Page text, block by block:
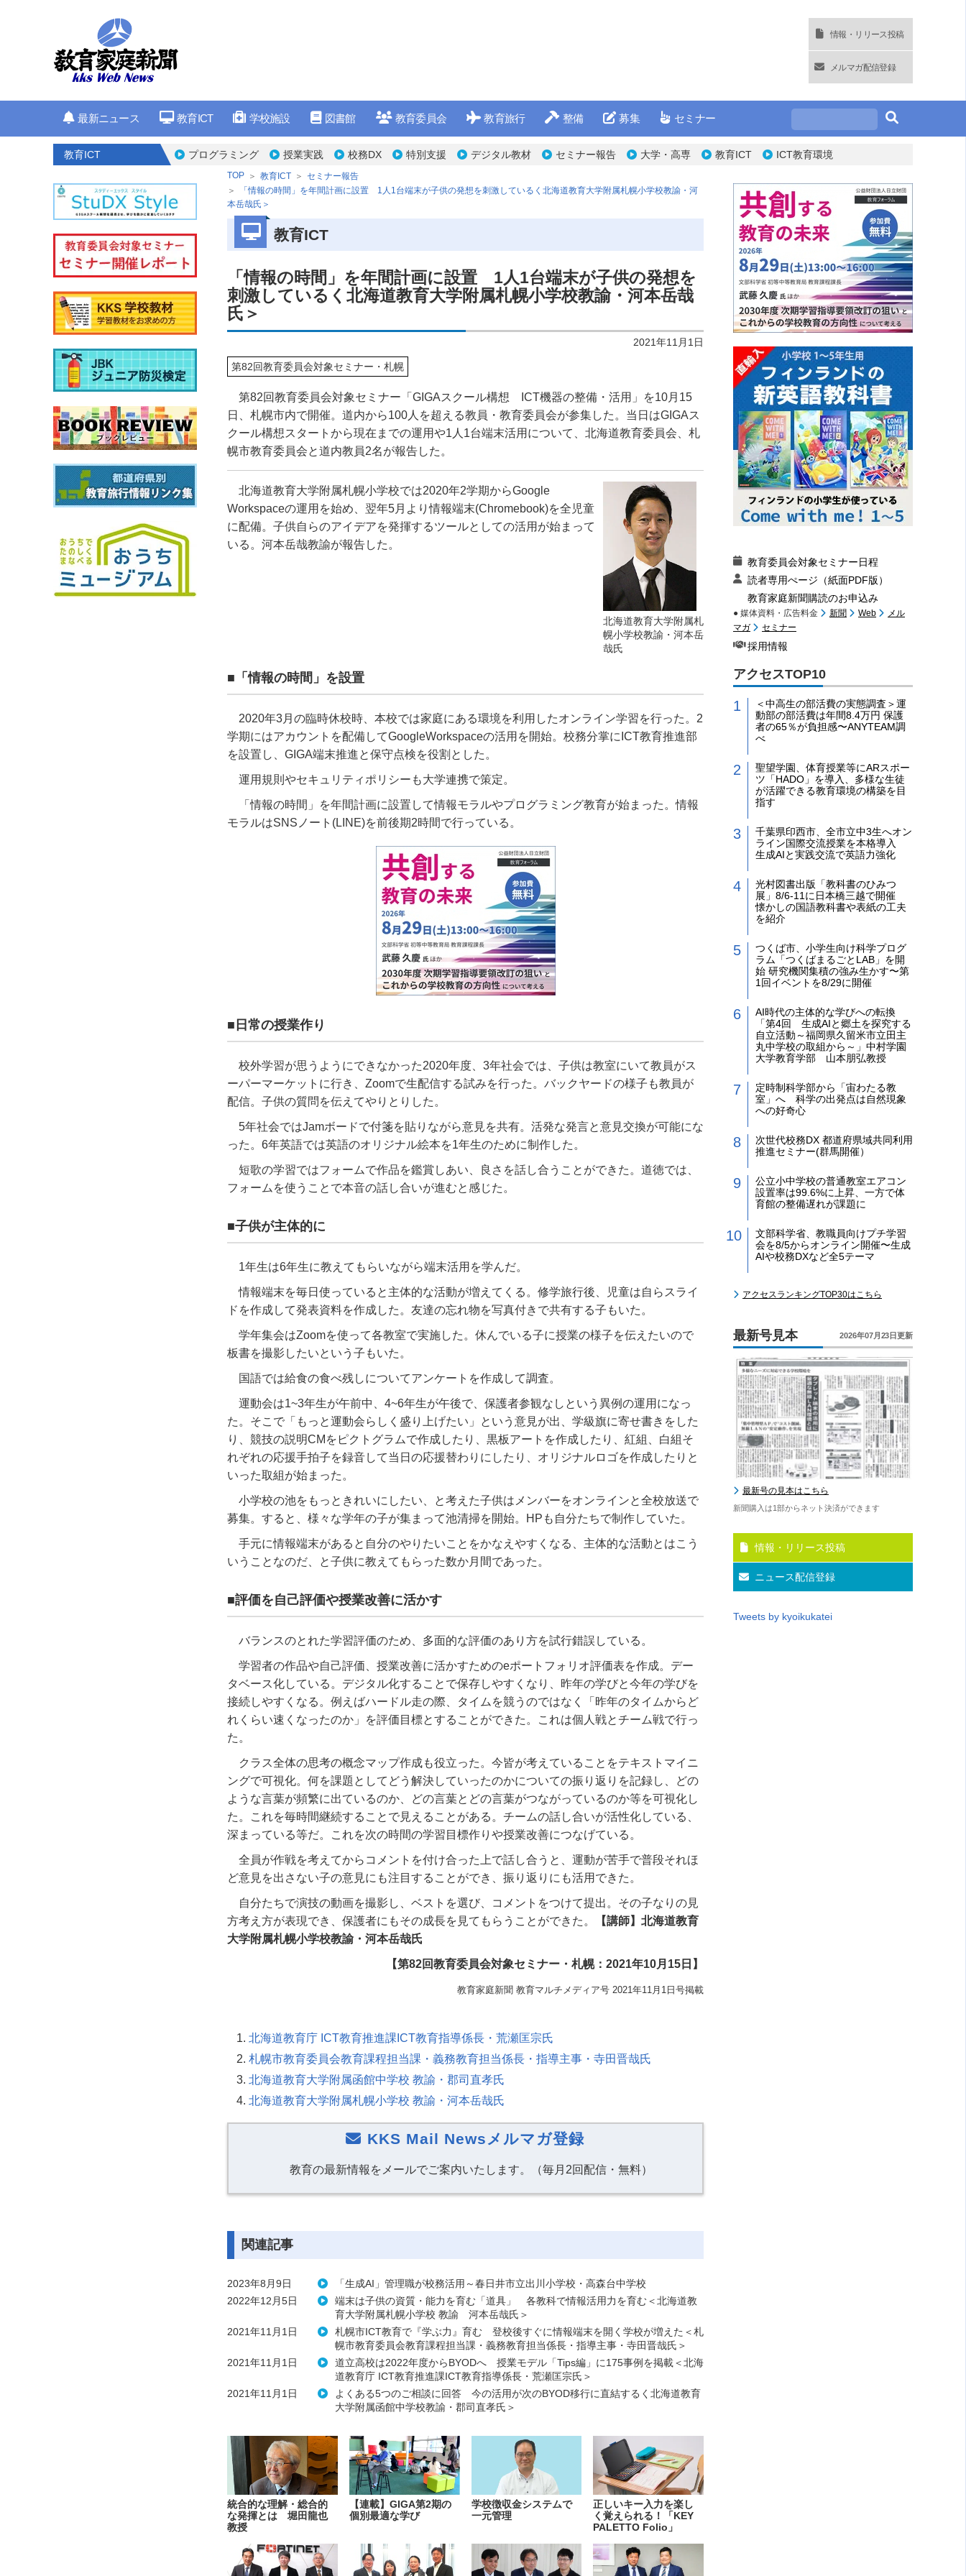
情報・リリース投稿
メルマガ配信登録
最新ニュース 教育ICT 学校施設 図書館 教育委員会 教育旅行 整備 募集 セミナー
教育ICT プログラミング 授業実践 校務DX 特別支援 デジタル教材 セミナー報告 大学・高専 教育ICT ICT教育環境
TOP 教育ICT
セミナー報告
「情報の時間」を年間計画に設置 1人1台端末が子供の発想を刺激しているく北海道教育大学附属札幌小学校教諭・河
本岳哉氏＞
教育ICT
「情報の時間」を年間計画に設置 1人1台端末が子供の発想を
刺激しているく北海道教育大学附属札幌小学校教諭・河本岳哉
氏＞
2021年11月1日
第82回教育委員会対象セミナー・札幌
第82回教育委員会対象セミナー「GIGAスクール構想 ICT機器の整備・活用」を10月15
日、札幌市内で開催。道内から100人を超える教員・教育委員会が参集した。当日はGIGAス
クール構想スタートから現在までの運用や1人1台端末活用について、北海道教育委員会、札
幌市教育委員会と道内教員2名が報告した。
北海道教育大学附属札
幌小学校教諭・河本岳
哉氏
北海道教育大学附属札幌小学校では2020年2学期からGoogle
Workspaceの運用を始め、翌年5月より情報端末(Chromebook)を全児童
に配備。子供自らのアイデアを発揮するツールとしての活用が始まって
いる。河本岳哉教諭が報告した。
■「情報の時間」を設置
2020年3月の臨時休校時、本校では家庭にある環境を利用したオンライン学習を行った。 2
学期にはアカウントを配備してGoogleWorkspaceの活用を開始。校務分掌に ICT教育推進部
を設置し、 GIGA端末推進と保守点検を役割とした。
運用規則やセキュリティポリシーも大学連携で策定。
「情報の時間」を年間計画に設置して情報モラルやプログラミング教育が始まった。情報
モラルはSNS ノート (LINE)を前後期2時間で行っている。
■日常の授業作り
校外学習が思うようにできなかった2020年度、 3年社会では、子供は教室にいて教員がス
ーパーマーケットに行き、 Zoomで生配信する試みを行った。バックヤードの様子も教員が
配信。子供の質問を伝えてやりとりした。
5年社会ではJamボードで付箋を貼りながら意見を共有。活発な発言と意見交換が可能にな
った。 6年英語では英語のオリジナル絵本を1年生のために制作した。
短歌の学習ではフォームで作品を鑑賞しあい、良さを話し合うことができた。道徳では、
フォームを使うことで本音の話し合いが進むと感じた。
■子供が主体的に
1年生は6年生に教えてもらいながら端末活用を学んだ。
情報端末を毎日使っていると主体的な活動が増えてくる。修学旅行後、児童は自らスライ
ドを作成して発表資料を作成した。友達の忘れ物を写真付きで共有する子もいた。
学年集会はZoomを使って各教室で実施した。休んでいる子に授業の様子を伝えたいので
板書を撮影したいという子もいた。
国語では給食の食べ残しについてアンケートを作成して調査。
運動会は1~3年生が午前中、 4~6年生が午後で、保護者参観なしという異例の運用になっ
た。そこで「もっと運動会らしく盛り上げたい」という意見が出、学級旗に寄せ書きをした
り、競技の説明CM をピクトグラムで作成したり、黒板アートを作成したり、紅組、白組そ
れぞれの応援手拍子を録音して当日の応援替わりにしたり、オリジナルロゴを作成したりと
いった取組が始まった。
小学校の池をもっときれいにしたい、と考えた子供はメンバーをオンラインと全校放送で
募集。すると、様々な学年の子が集まって池清掃を開始。
HP も自分たちで制作していた。
手元に情報端末があると自分のやりたいことをかなえやすくなる、主体的な活動とはこう
いうことなのだ、と子供に教えてもらった数か月間であった。
■評価を自己評価や授業改善に活かす
バランスのとれた学習評価のため、多面的な評価のあり方を試行錯誤している。
学習者の作品や自己評価、授業改善に活かすためのeポートフォリオ評価表を作成。デー
タベース化している。デジタル化することで保存しやすくなり、昨年の学びと今年の学びを
接続しやすくなる。例えばハードル走の際、タイムを競うのではなく「昨年のタイムからど
れくらい速くなったのか」を評価目標とすることができた。これは個人戦とチーム戦で行っ
た。
クラス全体の思考の概念マップ作成も役立った。今皆が考えていることをテキストマイニ
ングで可視化。何を課題としてどう解決していったのかについての振り返りを記録し、どの
ような言葉が頻繁に出ているのか、どの言葉とどの言葉がつながっているのか等を可視化し
た。これを毎時間継続することで見えることがある。チームの話し合いが活性化している、
深まっている等だ。これを次の時間の学習目標作りや授業改善につなげている。
全員が作戦を考えてからコメントを付け合った上で話し合うと、運動が苦手で普段それほ
ど意見を出さない子の意見にも注目することができ、振り返りにも活用できた。
自分たちで演技の動画を撮影し、ベストを選び、コメントをつけて提出。その子なりの見
方考え方が表現でき、保護者にもその成長を見てもらうことができた。
【講師】北海道教育
大学附属札幌小学校教諭・河本岳哉氏
【第82回教育委員会対象セミナー・札幌：2021年10月15日】
教育家庭新聞 教育マルチメディア号 2021年11月1日号掲載
北海道教育庁 ICT教育推進課ICT教育指導係長・荒瀬匡宗氏
札幌市教育委員会教育課程担当課・義務教育担当係長・指導主事・寺田晋哉氏
北海道教育大学附属函館中学校 教諭・郡司直孝氏
北海道教育大学附属札幌小学校 教諭・河本岳哉氏
KKS Mail Newsメルマガ登録
教育の最新情報をメールでご案内いたします。（毎月2回配信・無料）
関連記事
2023年8月9日
「生成AI」管理職が校務活用～春日井市立出川小学校・高森台中学校
2022年12月5日
端末は子供の資質・能力を育む「道具」 各教科で情報活用力を育む＜北海道教
育大学附属札幌小学校 教諭 河本岳哉氏＞
2021年11月1日
札幌市ICT教育で『学ぶ力』育む 登校後すぐに情報端末を開く学校が増えた＜札
幌市教育委員会教育課程担当課・義務教育担当係長・指導主事・寺田晋哉氏＞
2021年11月1日
道立高校は2022年度からBYODへ 授業モデル「Tips編」に175事例を掲載＜北海
道教育庁 ICT教育推進課ICT教育指導係長・荒瀬匡宗氏＞
2021年11月1日
よくある5つのご相談に回答 今の活用が次のBYOD移行に直結するく北海道教育
大学附属函館中学校教諭・郡司直孝氏＞
統合的な理解・総合的
な発揮とは 堀田龍也
教授
【連載】GIGA第2期の
個別最適な学び
学校徴収金システムで
一元管理
正しいキー入力を楽し
く覚えられる！「KEY
PALETTO Folio」
教育委員会対象セミナー日程
読者専用ぺージ（紙面PDF版）
教育家庭新聞購読のお申込み
● 媒体資料・広告料金 新聞 Web
メル
マガ
セミナー
採用情報
アクセスTOP10
＜中高生の部活費の実態調査＞運
動部の部活費は年間8.4万円 保護
者の65％が負担感〜ANYTEAM調
べ
聖望学園、体育授業等にARスポー
ツ「HADO」を導入、多様な生徒
が活躍できる教育環境の構築を目
指す
千葉県印西市、全市立中3生へオン
ライン国際交流授業を本格導入
生成AIと実践交流で英語力強化
光村図書出版「教科書のひみつ
展」8/6-11に日本橋三越で開催
懐かしの国語教科書や表紙の工夫
を紹介
つくば市、小学生向け科学プログ
ラム「つくばまるごとLAB」を開
始 研究機関集積の強み生かす〜第
1回イベントを8/29に開催
AI時代の主体的な学びへの転換
「第4回 生成AIと郷土を探究する
自立活動～福岡県久留米市立田主
丸中学校の取組から～」中村学園
大学教育学部 山本朋弘教授
定時制科学部から「宙わたる教
室」へ 科学の出発点は自然現象
への好奇心
次世代校務DX 都道府県域共同利用
推進セミナー(群馬開催）
公立小中学校の普通教室エアコン
設置率は99.6%に上昇、一方で体
育館の整備遅れが課題に
文部科学省、教職員向けプチ学習
会を8/5からオンライン開催〜生成
AIや校務DXなど全5テーマ
アクセスランキングTOP30はこちら
最新号見本 2026年07月23日更新
最新号の見本はこちら
新聞購入は1部からネット決済ができます
情報・リリース投稿
ニュース配信登録
Tweets by kyoikukatei